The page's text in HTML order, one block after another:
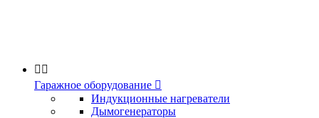
 
Гаражное оборудование 
Индукционные нагреватели
Дымогенераторы